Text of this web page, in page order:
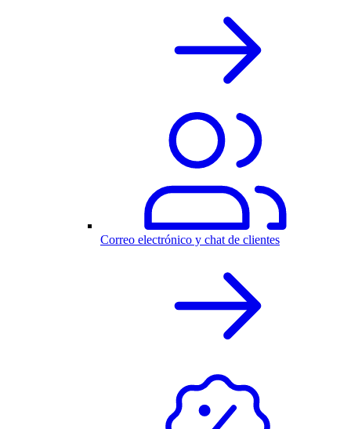
Correo electrónico y chat de clientes